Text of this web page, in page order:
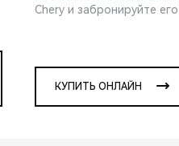
Chery и забронируйте
КУПИТЬ ОНЛАЙН